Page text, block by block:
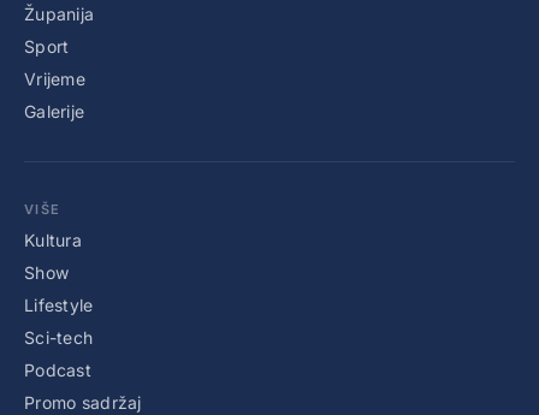
Županija
Sport
Vrijeme
Galerije
VIŠE
Kultura
Show
Lifestyle
Sci-tech
Podcast
Promo sadržaj